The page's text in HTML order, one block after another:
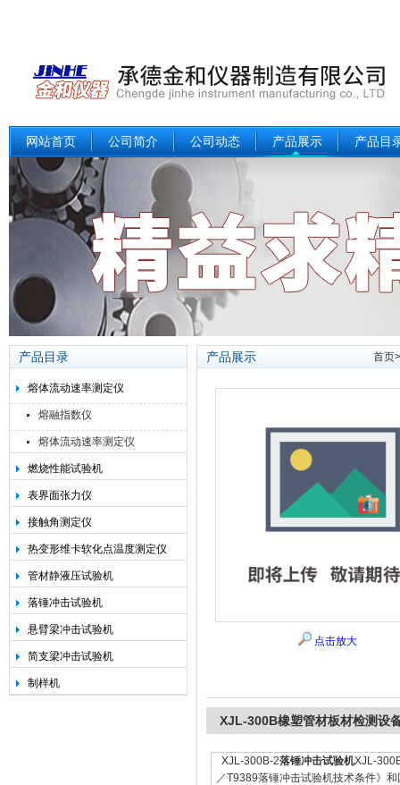
网站首页 公司简介 公司动态 产品展示 产品目
产品目录
熔体流动速率测定仪
熔融指数仪
熔体流动速率测定仪
燃烧性能试验机
表界面张力仪
接触角测定仪
热变形维卡软化点温度测定仪
管材静液压试验机
落锤冲击试验机
悬臂梁冲击试验机
简支梁冲击试验机
制样机
产品展示 首页>
点击放大
XJL-300B橡塑管材板材检测设
XJL-300B-2落锤冲击试验机XJL-
／T9389落锤冲击试验机技术条件》